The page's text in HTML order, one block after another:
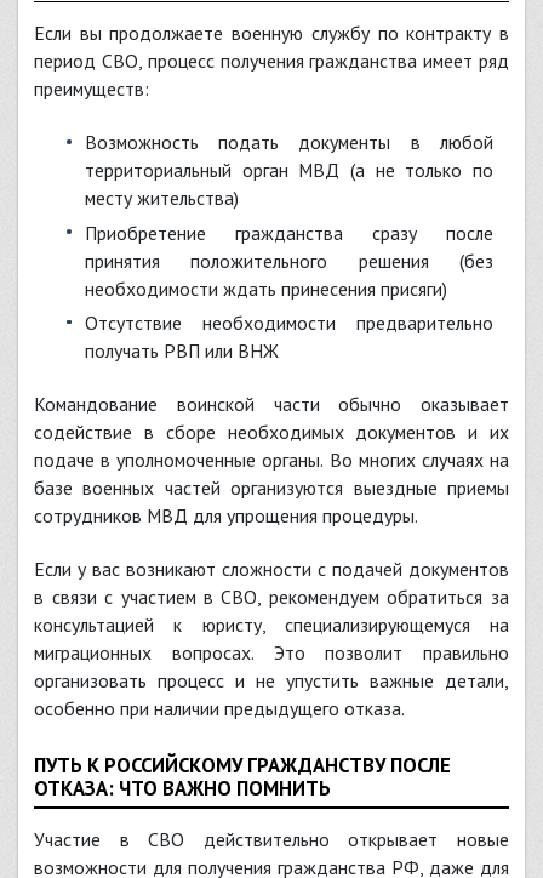
Если вы продолжаете военную службу по контракту в
период СВО, процесс получения гражданства имеет ряд
преимуществ:
Возможность подать документы в любой
территориальный орган МВД (а не только по
месту жительства)
Приобретение гражданства сразу после
принятия положительного решения (без
необходимости ждать принесения присяги)
Отсутствие необходимости предварительно
получать РВП или ВНЖ
Командование воинской части обычно оказывает
содействие в сборе необходимых документов и их
подаче в уполномоченные органы. Во многих случаях на
базе военных частей организуются выездные приемы
сотрудников МВД для упрощения процедуры.
Если у вас возникают сложности с подачей документов
в связи с участием в СВО, рекомендуем обратиться за
консультацией к юристу, специализирующемуся на
миграционных вопросах. Это позволит правильно
организовать процесс и не упустить важные детали,
особенно при наличии предыдущего отказа.
ПУТЬ К РОССИЙСКОМУ ГРАЖДАНСТВУ ПОСЛЕ
ОТКАЗА: ЧТО ВАЖНО ПОМНИТЬ
Участие в СВО действительно открывает новые
возможности для получения гражданства РФ, даже для